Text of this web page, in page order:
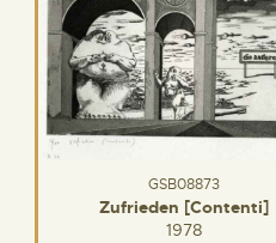
GSB08873
Zufrieden [Contenti]
1978